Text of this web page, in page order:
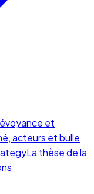
et
acteurs et bulle
La thèse de la